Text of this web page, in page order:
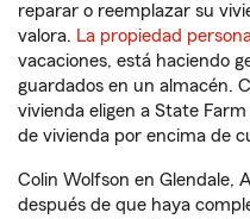
reparar o reemplazar su
valora. La propiedad
vacaciones, está haciendo
guardados en un almacén.
vivienda eligen a State
de vivienda por encima de
Colin Wolfson en Glendale,
después de que haya